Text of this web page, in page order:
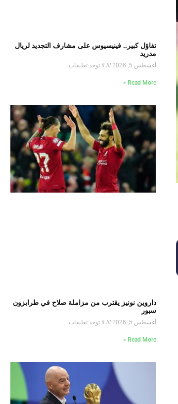
تفاؤل كبير.. فينيسيوس على مشارف التجديد لريال
مدريد
أغسطس 5, 2026 لا توجد تعليقات
Read More »
داروين نونيز يقترب من مزاملة صلاح في طرابزون
سبور
أغسطس 5, 2026 لا توجد تعليقات
Read More »